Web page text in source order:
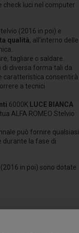
check luci nel computer
(2016 in poi) e
qualità, all'interno delle
tagliare o saldare.
diversa forma tali da
caratteristica consentirà
a tecnici
6000K LUCE BIANCA
ALFA ROMEO Stelvio
può fornire qualsiasi
durante la fase di
in poi) sono dotate